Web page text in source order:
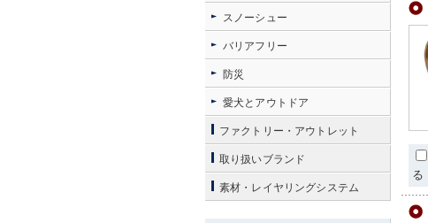
る
スノーシュー
バリアフリー
防災
愛犬とアウトドア
ファクトリー・アウトレット
取り扱いブランド
素材・レイヤリングシステム